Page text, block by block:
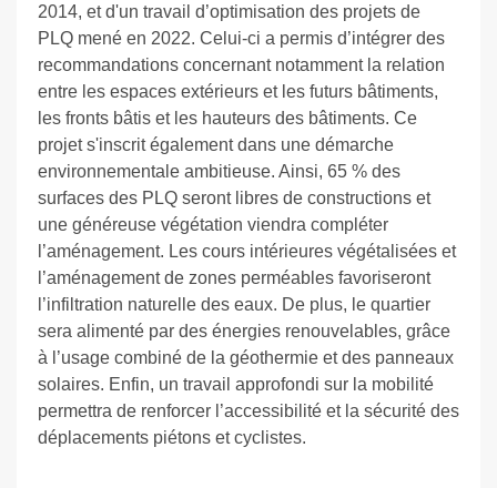
2014, et d'un travail d’optimisation des projets de
PLQ mené en 2022. Celui-ci a permis d’intégrer des
recommandations concernant notamment la relation
entre les espaces extérieurs et les futurs bâtiments,
les fronts bâtis et les hauteurs des bâtiments. Ce
projet s'inscrit également dans une démarche
environnementale ambitieuse. Ainsi, 65 % des
surfaces des PLQ seront libres de constructions et
une généreuse végétation viendra compléter
l’aménagement. Les cours intérieures végétalisées et
l’aménagement de zones perméables favoriseront
l’infiltration naturelle des eaux. De plus, le quartier
sera alimenté par des énergies renouvelables, grâce
à l’usage combiné de la géothermie et des panneaux
solaires. Enfin, un travail approfondi sur la mobilité
permettra de renforcer l’accessibilité et la sécurité des
déplacements piétons et cyclistes.